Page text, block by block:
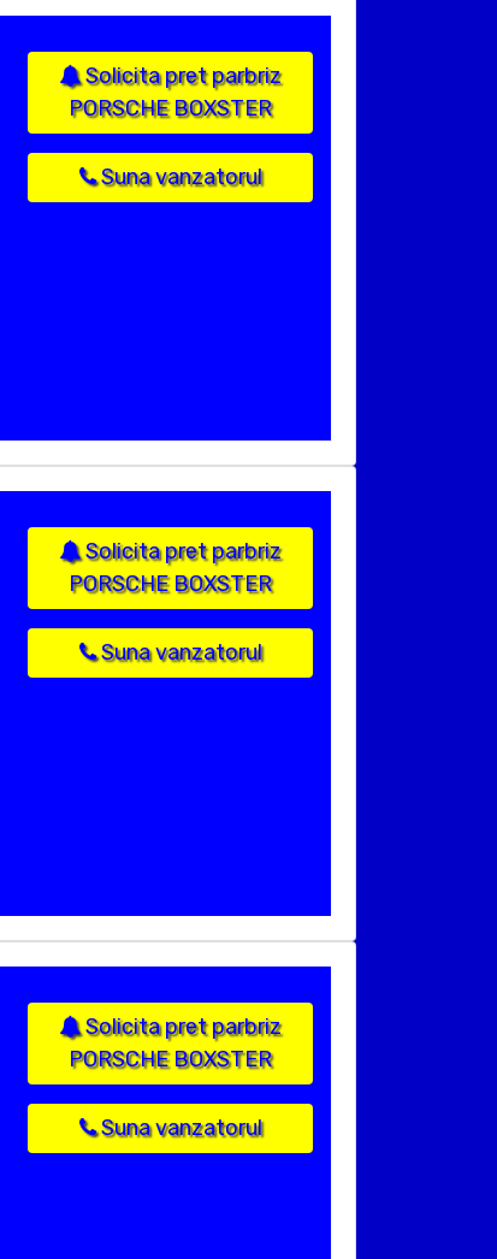
Solicita pret parbriz
PORSCHE BOXSTER
Suna vanzatorul
Solicita pret parbriz
PORSCHE BOXSTER
Suna vanzatorul
Solicita pret parbriz
PORSCHE BOXSTER
Suna vanzatorul